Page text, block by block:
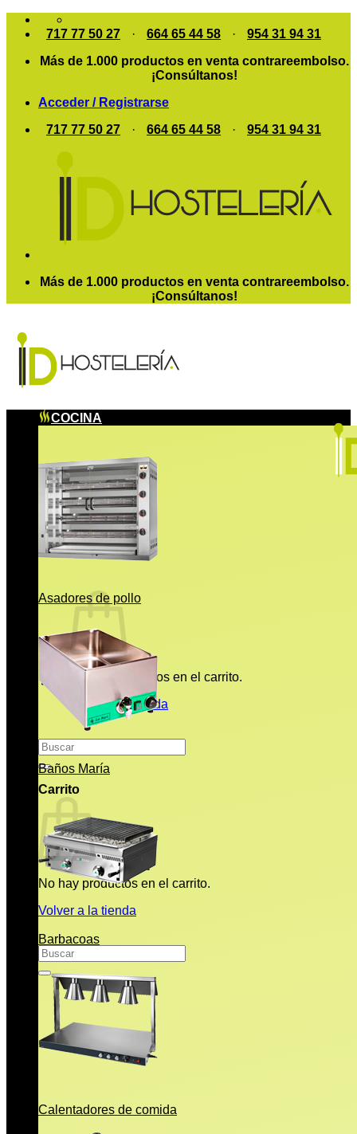
Saltar
717 77 50 27 · 664 65 44 58 ·
954 31 94 31
Más de 1.000 productos en venta contrareembolso.
¡Consúltanos!
Acceder / Registrarse
717 77 50 27
· 664 65 44 58 · 954 31 94 31
Más de 1.000 productos en venta contrareembolso.
¡Consúltanos!
No hay productos en el carrito.
Volver a la tienda
Buscar
por:
Carrito
No hay productos en el carrito.
Volver a la tienda
Buscar
por:
COCINA
Asadores de pollo
Baños María
Barbacoas
Calentadores de comida